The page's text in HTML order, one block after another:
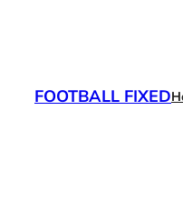
FOOTBALL FIXED